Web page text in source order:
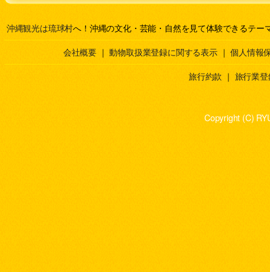
沖縄観光は琉球村へ！沖縄の文化・芸能・自然を見て体験できるテー
会社概要 ｜ 動物取扱業登録に関する表示 ｜ 個人情報
旅行約款 ｜ 旅行業
Copyright (C)